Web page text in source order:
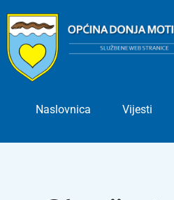
content
Naslovnica Vijesti